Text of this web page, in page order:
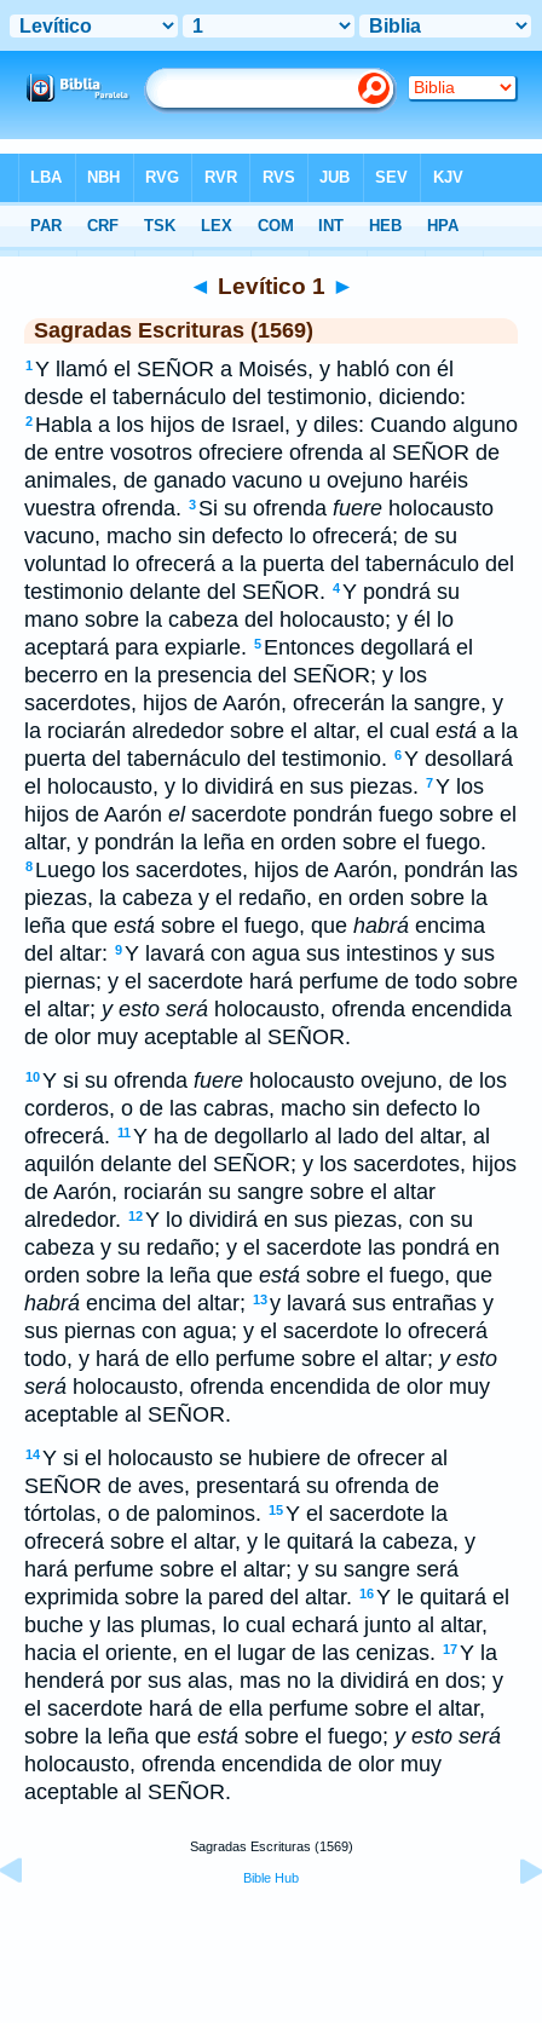
>SEV> Levítico 1
◄ Levítico 1 ►
Sagradas Escrituras (1569)
1Y llamó el SEÑOR a Moisés, y habló con él
desde el tabernáculo del testimonio, diciendo:
2 Habla a los hijos de Israel, y diles: Cuando alguno
de entre vosotros ofreciere ofrenda al SEÑOR de
animales, de ganado vacuno u ovejuno haréis
vuestra ofrenda. 3 Si su ofrenda fuere holocausto
vacuno, macho sin defecto lo ofrecerá; de su
voluntad lo ofrecerá a la puerta del tabernáculo del
testimonio delante del SEÑOR. 4Y pondrá su
mano sobre la cabeza del holocausto; y él lo
aceptará para expiarle. 5 Entonces degollará el
becerro en la presencia del SEÑOR; y los
sacerdotes, hijos de Aarón, ofrecerán la sangre, y
la rociarán alrededor sobre el altar, el cual está a la
puerta del tabernáculo del testimonio. 6Y desollará
el holocausto, y lo dividirá en sus piezas. 7Y los
hijos de Aarón elsacerdote pondrán fuego sobre el
altar, y pondrán la leña en orden sobre el fuego.
8 Luego los sacerdotes, hijos de Aarón, pondrán las
piezas, la cabeza y el redaño, en orden sobre la
leña que está sobre el fuego, que habrá encima
del altar: 9Y lavará con agua sus intestinos y sus
piernas; y el sacerdote hará perfume de todo sobre
el altar; y esto será holocausto, ofrenda encendida
de olor muy aceptable al SEÑOR.
10Y si su ofrenda fuere holocausto ovejuno, de los
corderos, o de las cabras, macho sin defecto lo
ofrecerá. 11Y ha de degollarlo al lado del altar, al
aquilón delante del SEÑOR; y los sacerdotes, hijos
de Aarón, rociarán su sangre sobre el altar
alrededor. 12Y lo dividirá en sus piezas, con su
cabeza y su redaño; y el sacerdote las pondrá en
orden sobre la leña que está sobre el fuego, que
habrá encima del altar; 13y lavará sus entrañas y
sus piernas con agua; y el sacerdote lo ofrecerá
todo, y hará de ello perfume sobre el altar; y esto
será holocausto, ofrenda encendida de olor muy
aceptable al SEÑOR.
14Y si el holocausto se hubiere de ofrecer al
SEÑOR de aves, presentará su ofrenda de
tórtolas, o de palominos. 15Y el sacerdote la
ofrecerá sobre el altar, y le quitará la cabeza, y
hará perfume sobre el altar; y su sangre será
exprimida sobre la pared del altar. 16Y le quitará el
buche y las plumas, lo cual echará junto al altar,
hacia el oriente, en el lugar de las cenizas. 17Y la
henderá por sus alas, mas no la dividirá en dos; y
el sacerdote hará de ella perfume sobre el altar,
sobre la leña que está sobre el fuego; y esto será
holocausto, ofrenda encendida de olor muy
aceptable al SEÑOR.
Sagradas Escrituras (1569)
Bible Hub